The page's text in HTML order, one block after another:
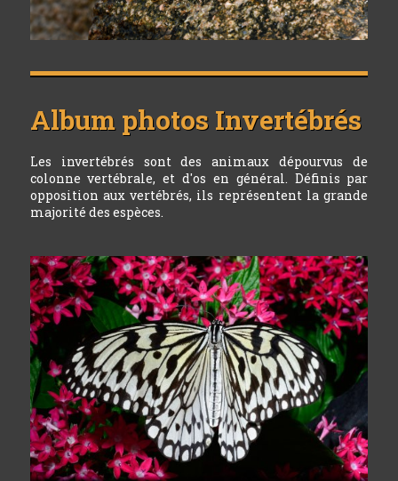
Album photos Invertébrés
Les invertébrés sont des animaux dépourvus de
colonne vertébrale, et d'os en général. Définis par
opposition aux vertébrés, ils représentent la grande
majorité des espèces.